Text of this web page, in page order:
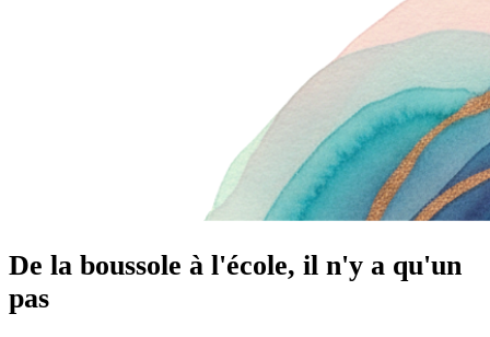
De la boussole à l'école, il n'y a qu'un
pas